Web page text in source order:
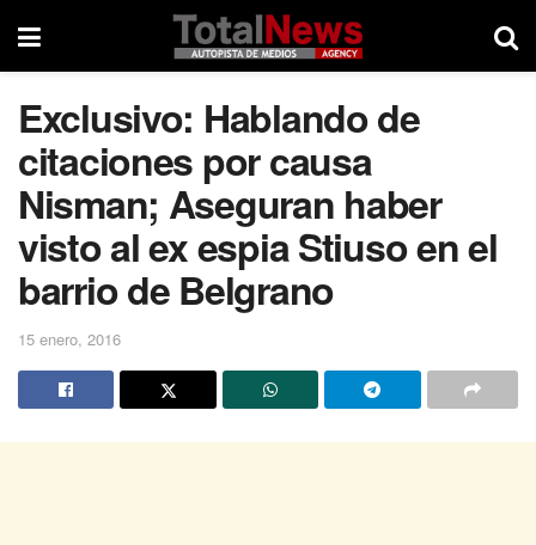
Exclusivo: Hablando de
citaciones por causa
Nisman; Aseguran haber
visto al ex espia Stiuso en el
barrio de Belgrano
15 enero, 2016